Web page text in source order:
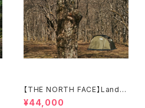
【THE NORTH FACE】Lander
2
¥44,000